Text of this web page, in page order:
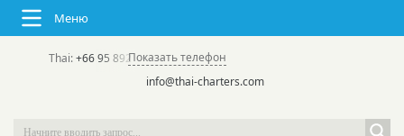
Меню
Thai:+66 95 892 7646(rus/eng) | в России:
Показать телефон
info@thai-charters.com